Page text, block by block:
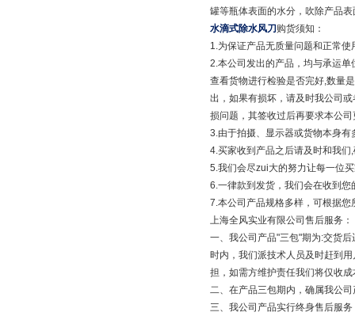
罐等瓶体表面的水分，吹除产品
水滴式除水风刀 购货须知：
1.为保证产品无质量问题和正常
2.本公司发出的产品，均与承运
查看货物进行检验是否完好,数量
出，如果有损坏，请及时我公司
损问题，其签收过后再要求本公
3.由于拍摄、显示器或货物本身
4.买家收到产品之后请及时和我
5.我们会尽zui大的努力让每一位
6.一律款到发货，我们会在收到您
7.本公司产品规格多样，可根据
上海全风实业有限公司售后服务：
一、我公司产品"三包"期为:交货
时内，我们派技术人员及时赶到
担，如需方维护责任我们将仅收成
二、在产品三包期内，确属我公
三、我公司产品实行终身售后服